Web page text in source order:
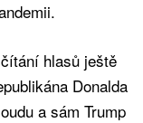
hlasů ještě
Donalda
a sám Trump